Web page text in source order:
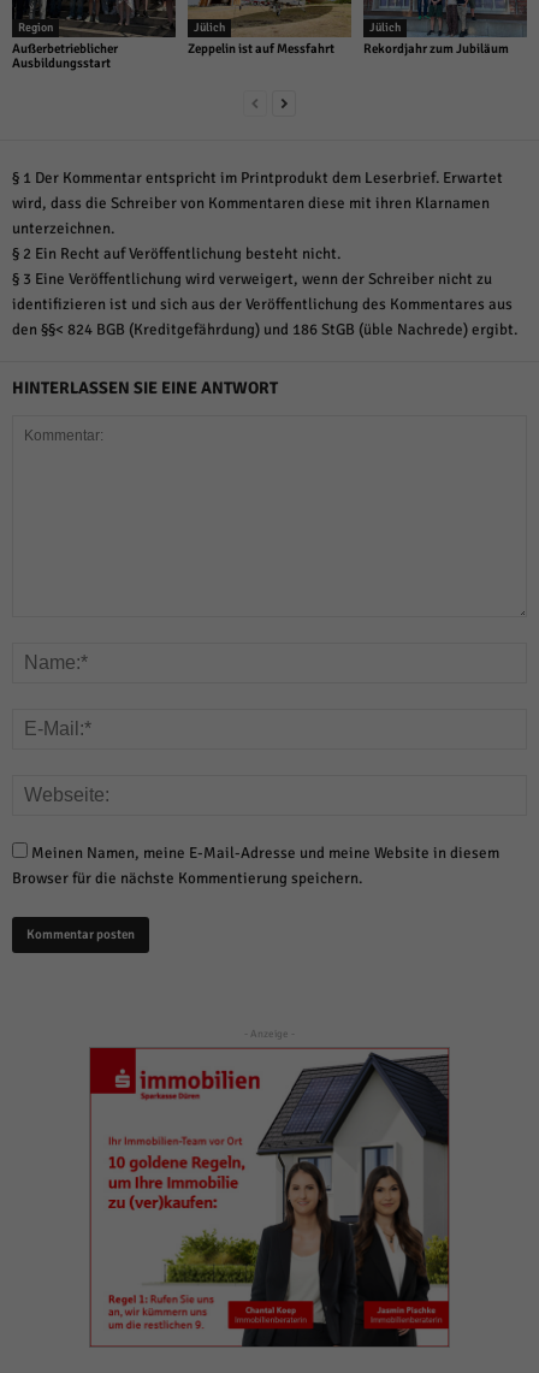
Region
Außerbetrieblicher
Ausbildungsstart
Jülich
Zeppelin ist auf Messfahrt
Jülich
Rekordjahr zum Jubiläum
§ 1 Der Kommentar entspricht im Printprodukt dem Leserbrief. Erwartet
wird, dass die Schreiber von Kommentaren diese mit ihren Klarnamen
unterzeichnen.
§ 2 Ein Recht auf Veröffentlichung besteht nicht.
§ 3 Eine Veröffentlichung wird verweigert, wenn der Schreiber nicht zu
identifizieren ist und sich aus der Veröffentlichung des Kommentares aus
den §§< 824 BGB (Kreditgefährdung) und 186 StGB (üble Nachrede) ergibt.
HINTERLASSEN SIE EINE ANTWORT
Meinen Namen, meine E-Mail-Adresse und meine Website in diesem
Browser für die nächste Kommentierung speichern.
- Anzeige -